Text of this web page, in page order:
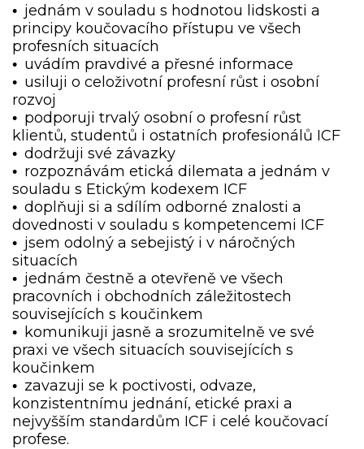
• jednám v souladu s hodnotou lidskosti a
principy koučovacího přístupu ve všech
profesních situacích
• uvádím pravdivé a přesné informace
• usiluji o celoživotní profesní růst i osobní
rozvoj
• podporuji trvalý osobní o profesní růst
klientů, studentů i ostatních profesionálů ICF
• dodržuji své závazky
• rozpoznávám etická dilemata a jednám v
souladu s Etickým kodexem ICF
• doplňuji si a sdílím odborné znalosti a
dovednosti v souladu s kompetencemi ICF
• jsem odolný a sebejistý i v náročných
situacích
• jednám čestně a otevřeně ve všech
pracovních i obchodních záležitostech
souvisejících s koučinkem
• komunikuji jasně a srozumitelně ve své
praxi ve všech situacích souvisejících s
koučinkem
• zavazuji se k poctivosti, odvaze,
konzistentnímu jednání, etické praxi a
nejvyšším standardům ICF i celé koučovací
profese.